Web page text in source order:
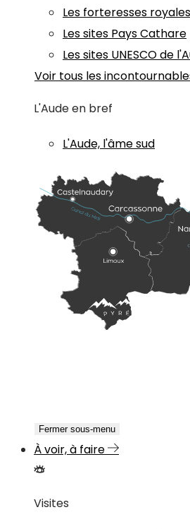
Les forteresses
Les sites Pays Cathare
Les sites UNESCO de
Voir tous les
L'Aude en bref
L'Aude, l'âme sud
Fermer sous-menu
À voir, à faire
Visites